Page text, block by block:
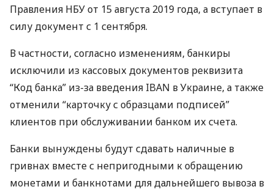
Правления НБУот 15 августа 2019 года, а вступает в
силу документ с 1 сентября.
В частности, согласно изменениям, банкиры
исключили из кассовых документов реквизита
“Код банка” из-за введения IBAN в Украине, а также
отменили “карточку с образцами подписей”
клиентов при обслуживании банком их счета.
Банки вынуждены будут сдавать наличные в
гривнах вместе с непригодными к обращению
монетами и банкнотами для дальнейшего вывоза в